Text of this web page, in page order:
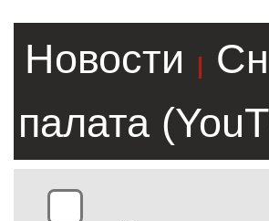
Новости |
палата